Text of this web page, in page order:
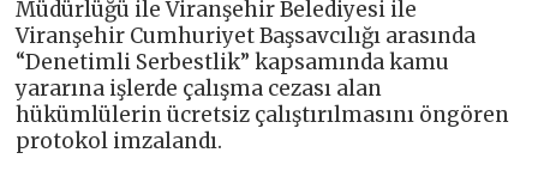
Müdürlüğü ile Viranşehir Belediyesi ile
Viranşehir Cumhuriyet Başsavcılığı arasında
“Denetimli Serbestlik” kapsamında kamu
yararına işlerde çalışma cezası alan
hükümlülerin ücretsiz çalıştırılmasını öngören
protokol imzalandı.